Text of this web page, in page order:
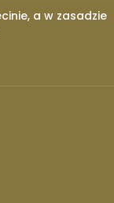
a w zasadzie